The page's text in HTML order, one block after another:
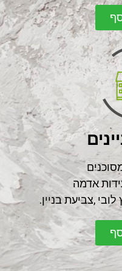
אדמה
,צביעת בניין.